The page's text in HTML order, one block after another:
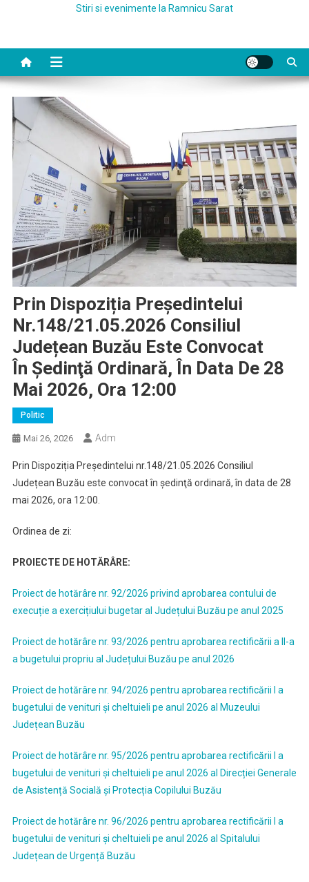
Stiri si evenimente la Ramnicu Sarat
Prin Dispoziția Președintelui
Nr.148/21.05.2026 Consiliul
Județean Buzău Este Convocat
În Şedinţă Ordinară, În Data De 28
Mai 2026, Ora 12:00
Politic
Mai 26, 2026 Adm
Prin Dispoziția Președintelui nr.148/21.05.2026 Consiliul
Județean Buzău este convocat în şedinţă ordinară, în data de 28
mai 2026, ora 12:00.
Ordinea de zi:
PROIECTE DE HOTĂRÂRE:
Proiect de hotărâre nr. 92/2026 privind aprobarea contului de
execuție a exercițiului bugetar al Județului Buzău pe anul 2025
Proiect de hotărâre nr. 93/2026 pentru aprobarea rectificării a II-a
a bugetului propriu al Județului Buzău pe anul 2026
Proiect de hotărâre nr. 94/2026 pentru aprobarea rectificării I a
bugetului de venituri și cheltuieli pe anul 2026 al Muzeului
Județean Buzău
Proiect de hotărâre nr. 95/2026 pentru aprobarea rectificării I a
bugetului de venituri și cheltuieli pe anul 2026 al Direcției Generale
de Asistență Socială și Protecția Copilului Buzău
Proiect de hotărâre nr. 96/2026 pentru aprobarea rectificării I a
bugetului de venituri și cheltuieli pe anul 2026 al Spitalului
Județean de Urgență Buzău